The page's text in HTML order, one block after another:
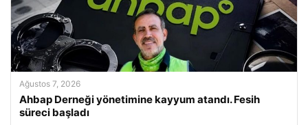
Ağustos 7, 2026
Ahbap Derneği yönetimine kayyum atandı. Fesih
süreci başladı